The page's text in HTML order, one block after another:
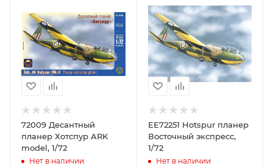
72009 Десантный
планер Хотспур ARK
model, 1/72
Нет в наличии
ЕЕ72251 Hotspur планер
Восточный экспресс,
1/72
Нет в наличии